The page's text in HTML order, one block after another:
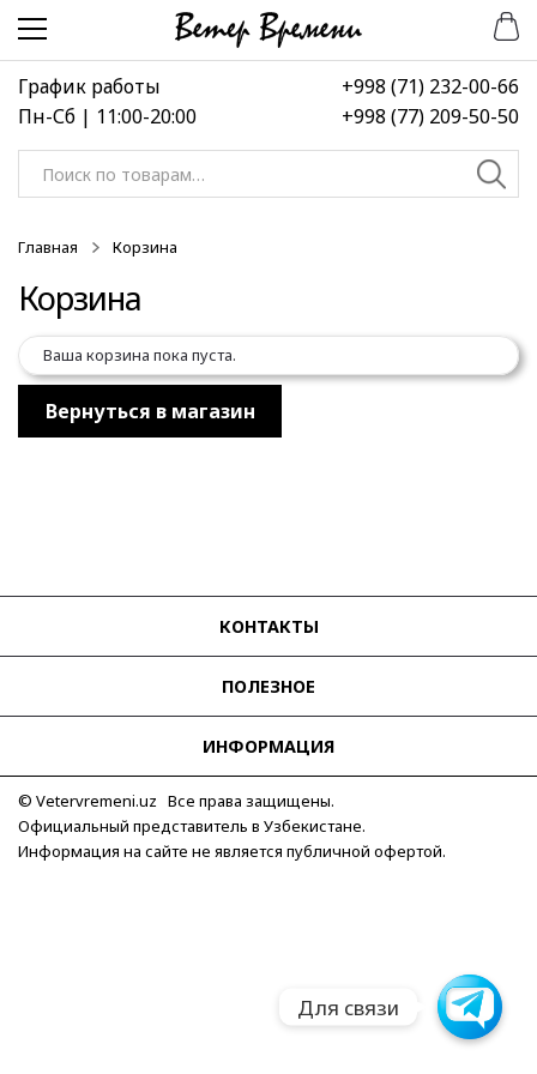
Перейти
навигации
Перейти
содержимому
График работы
Пн-Сб | 11:00-20:00
+998 (71) 232-00-66
+998 (77) 209-50-50
Искать:
Главная Корзина
Корзина
Ваша корзина пока пуста.
Вернуться в магазин
КОНТАКТЫ
ПОЛЕЗНОЕ
ИНФОРМАЦИЯ
© Vetervremeni.uz Все права защищены.
Официальный представитель в Узбекистане.
Информация на сайте не является публичной офертой.
Для связи